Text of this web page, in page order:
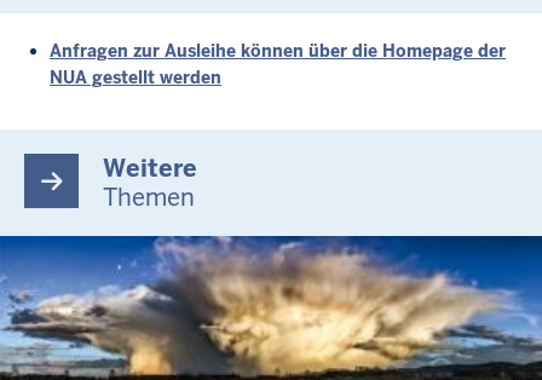
Anfragen zur Ausleihe können über die Homepage der
NUA gestellt werden
Weitere
Themen